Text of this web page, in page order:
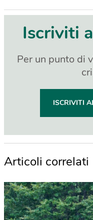
Iscriviti
Per un punto di
ISCRIVITI
Articoli correlati